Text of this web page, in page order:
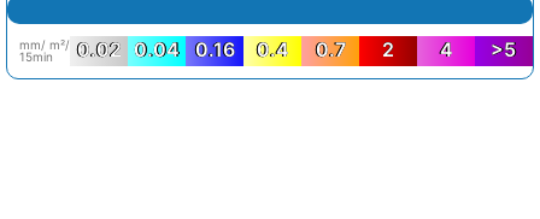
mm/ m²/
15min
0.02 0.04 0.16 0.4 0.7 2 4 >5